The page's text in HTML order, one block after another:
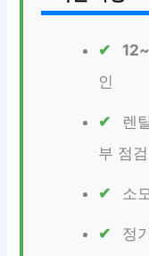
인
렌
부 점검
소
정